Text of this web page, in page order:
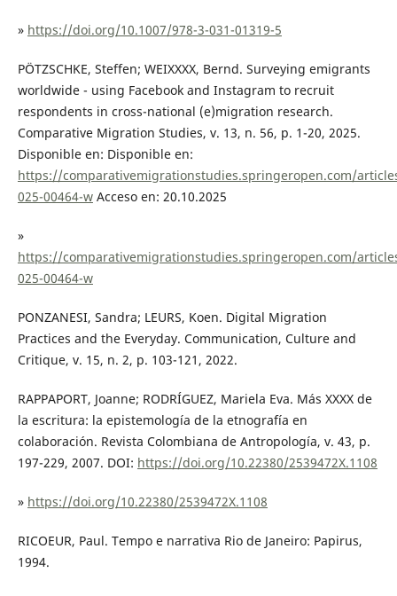
» https://doi.org/10.1007/978-3-031-01319-5
PÖTZSCHKE, Steffen; WEIXXXX, Bernd. Surveying emigrants
worldwide - using Facebook and Instagram to recruit
respondents in cross-national (e)migration research.
Comparative Migration Studies, v. 13, n. 56, p. 1-20, 2025.
Disponible en: Disponible en:
https://comparativemigrationstudies.springeropen.com/
025-00464-wAcceso en: 20.10.2025
»
https://comparativemigrationstudies.springeropen.com/
025-00464-w
PONZANESI, Sandra; LEURS, Koen. Digital Migration
Practices and the Everyday. Communication, Culture and
Critique, v. 15, n. 2, p. 103-121, 2022.
RAPPAPORT, Joanne; RODRÍGUEZ, Mariela Eva. Más XXXX de
la escritura: la epistemología de la etnografía en
colaboración. Revista Colombiana de Antropología, v. 43, p.
197-229, 2007. DOI: https://doi.org/10.22380/2539472X.1108
» https://doi.org/10.22380/2539472X.1108
RICOEUR, Paul. Tempo e narrativa Rio de Janeiro: Papirus,
1994.